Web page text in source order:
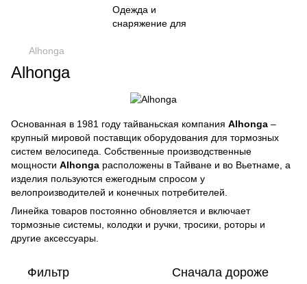
Alhonga
Alhonga
Основанная в 1981 году тайваньская компания Alhonga –
крупный мировой поставщик оборудования для тормозных
систем велосипеда. Собственные производственные
мощности Alhonga расположены в Тайване и во Вьетнаме, а
изделия пользуются ежегодным спросом у
велопроизводителей и конечных потребителей.
Линейка товаров постоянно обновляется и включает
тормозные системы, колодки и ручки, тросики, роторы и
другие аксессуары.
Фильтр Сначала дороже